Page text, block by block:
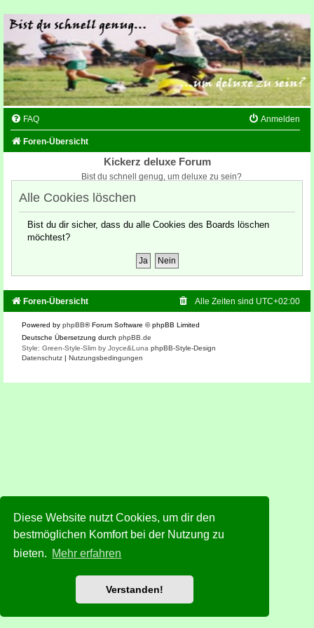
Diese Website nutzt Cookies, um dir den
bestmöglichen Komfort bei der Nutzung zu
bieten. Mehr erfahren
Verstanden!
FAQ Anmelden
Foren-Übersicht
Kickerz deluxe Forum
Bist du schnell genug, um deluxe zu sein?
Alle Cookies löschen
Bist du dir sicher, dass du alle Cookies des Boards löschen
möchtest?
Foren-Übersicht Alle Zeiten sind UTC+02:00
Powered by phpBB® Forum Software © phpBB Limited
Deutsche Übersetzung durch phpBB.de
Style: Green-Style-Slim by Joyce&Luna phpBB-Style-Design
Datenschutz | Nutzungsbedingungen